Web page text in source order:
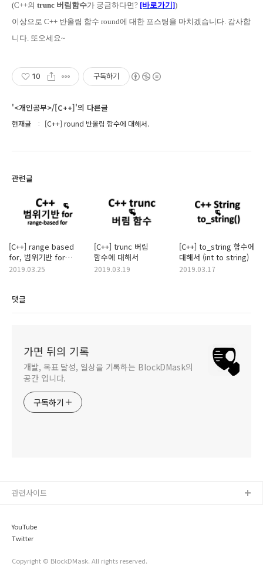
(C++의 trunc 버림함수가 궁금하다면? [바로가기])
이상으로 C++ 반올림 함수 round에 대한 포스팅을 마치겠습니다. 감사합
니다. 또오세요~
10 구독하기
'<개인공부>/[C++]'의 다른글
현재글 [C++] round 반올림 함수에 대해서.
관련글
[C++] range based
for, 범위기반 for
반복문에 대해서.
2019.03.25
[C++] trunc 버림
함수에 대해서
2019.03.19
[C++] to_string 함수에
대해서 (int to string)
2019.03.17
댓글
가면 뒤의 기록
개발, 목표 달성, 일상을 기록하는 BlockDMask의
공간 입니다.
구독하기
YouTube
Twitter
Copyright © BlockDMask. All rights reserved.
관련사이트